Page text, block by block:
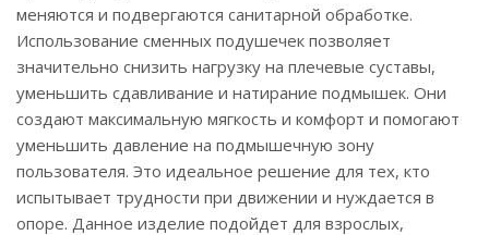
меняются и подвергаются санитарной обработке.
Использование сменных подушечек позволяет
значительно снизить нагрузку на плечевые суставы,
уменьшить сдавливание и натирание подмышек. Они
создают максимальную мягкость и комфорт и помогают
уменьшить давление на подмышечную зону
пользователя. Это идеальное решение для тех, кто
испытывает трудности при движении и нуждается в
опоре. Данное изделие подойдет для взрослых,